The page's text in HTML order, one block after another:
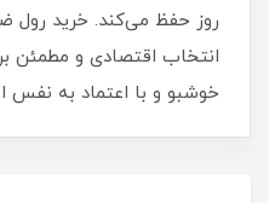
روز حفظ می‌کند. خرید رول
انتخاب اقتصادی و مطمئن
خوشبو و با اعتماد به‌